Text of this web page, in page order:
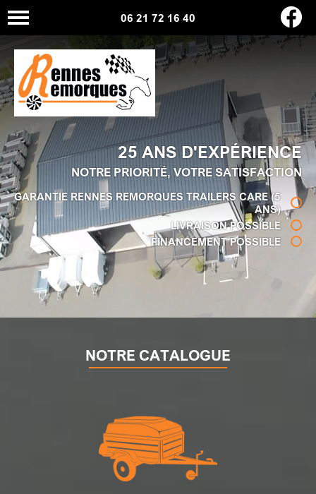
06 21 72 16 40
25 ANS D'EXPÉRIENCE
NOTRE PRIORITÉ, VOTRE SATISFACTION
GARANTIE RENNES REMORQUES TRAILERS CARE (5
ANS)
LIVRAISON POSSIBLE
FINANCEMENT POSSIBLE
NOTRE CATALOGUE